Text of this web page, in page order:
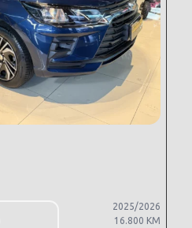
2025/2026
16.800 KM